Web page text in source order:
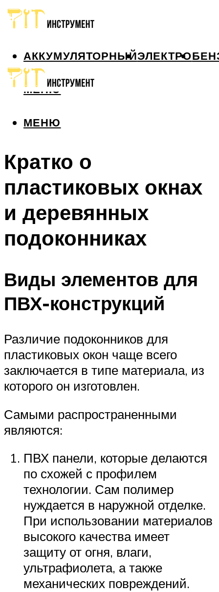
АККУМУЛЯТОРНЫЙЭЛЕКТРО
МЕНЮ
МЕНЮ
Кратко о
пластиковых окнах
и деревянных
подоконниках
Виды элементов для
ПВХ-конструкций
Различие подоконников для
пластиковых окон чаще всего
заключается в типе материала, из
которого он изготовлен.
Самыми распространенными
являются:
ПВХ панели, которые делаются
по схожей с профилем
технологии. Сам полимер
нуждается в наружной отделке.
При использовании материалов
высокого качества имеет
защиту от огня, влаги,
ультрафиолета, а также
механических повреждений.